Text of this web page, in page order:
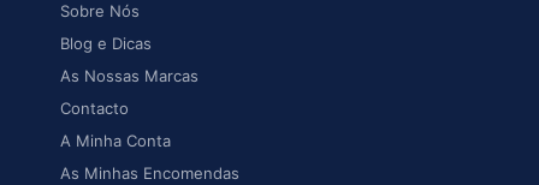
Sobre Nós
Blog e Dicas
As Nossas Marcas
Contacto
A Minha Conta
As Minhas Encomendas